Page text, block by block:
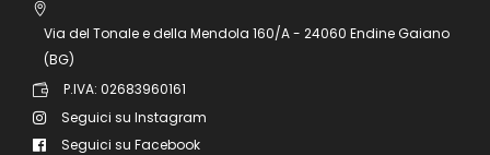
Via del Tonale e della Mendola 160/A - 24060 Endine Gaiano
(BG)
P.IVA: 02683960161
Seguici su Instagram
Seguici su Facebook